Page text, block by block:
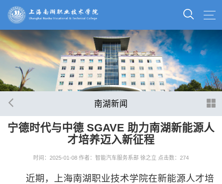
南湖新闻
宁德时代与中德 SGAVE 助力南湖新能源人
才培养迈入新征程
时间：2025-01-08 作者：智能汽车服务系部 徐之立 点击数： 274
近期，上海南湖职业技术学院在新能源人才培